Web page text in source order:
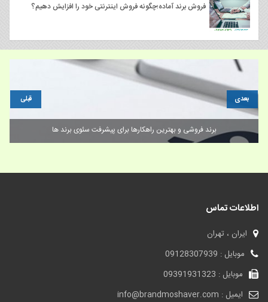
فروش برند آماده؛چگونه فروش اینترنتی خود را افزایش دهیم؟
فروش برند تجاری/عادت روزانه خود را با خواندن ۱۱ عادت افراد بزرگ‌اندیش بهبود
بخشید
قبلی بعدی
اطلاعات تماس
ایران ، تهران
موبایل : 09128307939
موبایل : 09391931323
ایمیل : info@brandmoshaver.com